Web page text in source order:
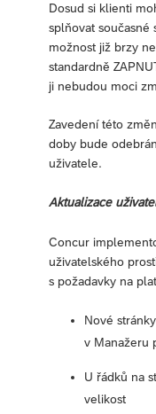
Dosud si klienti
splňovat současné
možnost již brzy
standardně
ji nebudou moci
Zavedení této
doby bude
uživatele.
Aktualizace
Concur
uživatelského
s požadavky na
Nové
v Manažeru
U řádků na
velikost